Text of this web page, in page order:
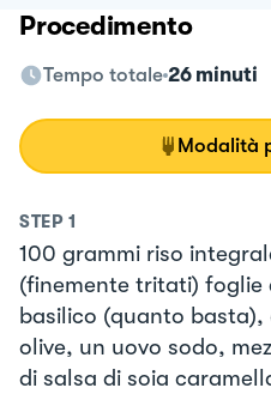
Procedimento
Tempo totale 26 minuti
Modalità
STEP 1
100 grammi riso
(finemente tritati) foglie
basilico (quanto
olive, un uovo sodo,
di salsa di soia